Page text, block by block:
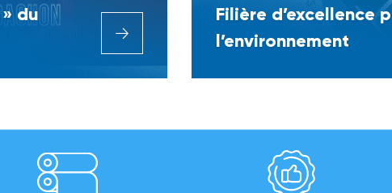
du
Filière d’excellence
l’environnement